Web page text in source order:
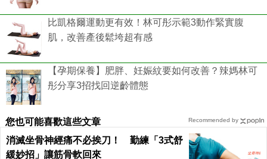
比凱格爾運動更有效！林可彤示範3動作緊實腹
肌，改善產後鬆垮超有感
【孕期保養】肥胖、妊娠紋要如何改善？辣媽林可
彤分享3招找回逆齡體態
您也可能喜歡這些文章
消滅坐骨神經痛不必挨刀！ 勤練「3式舒
緩妙招」讓筋骨軟回來
Recommended by